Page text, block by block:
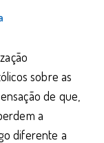
sobre as
de que,
a
diferente a